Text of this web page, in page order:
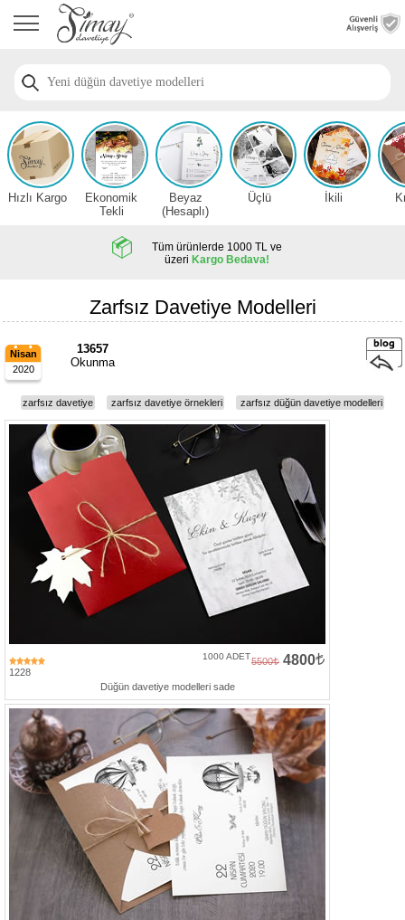
Anasayfa
Davetiye
Nişan
Davetiye
Modelleri
Davetiye
Zarfsız,
Davetiye
Modelleri
Karikatürlü
Davetiye
Modelleri
Düğün
Davetiye
Modelleri
Davetiyeler
Davetiye
Modelleri
Dini
Düğün
Davetiyeler
Hızlı Kargo
Ekonomik
Tekli
Beyaz
(Hesaplı)
Üçlü İkili
Tüm ürünlerde 1000 TL ve
üzeri Kargo Bedava!
Zarfsız Davetiye Modelleri
Nisan
2020
13657
Okunma
zarfsız davetiye zarfsız davetiye örnekleri zarfsız düğün davetiye modelleri
1228
5500 4800
1000 ADET
Düğün davetiye modelleri sade